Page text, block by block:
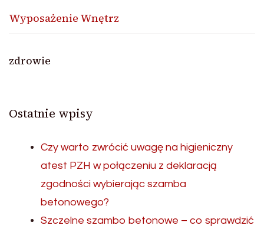
Wyposażenie Wnętrz
zdrowie
Ostatnie wpisy
Czy warto zwrócić uwagę na higieniczny
atest PZH w połączeniu z deklaracją
zgodności wybierając szamba
betonowego?
Szczelne szambo betonowe – co sprawdzić